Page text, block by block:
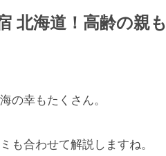
北海道！高齢の親
の幸もたくさん。
も合わせて解説しますね。